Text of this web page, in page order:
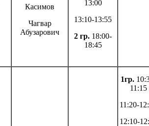
Касимов
Чагвар
Абузарович
13:00
13:10-13:55
2 гр. 18:00-
18:45
1гр.
11:15
11:20-
12:10-